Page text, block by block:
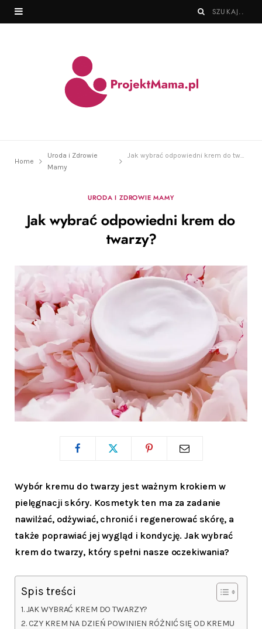
Home
Uroda i Zdrowie
Mamy
Jak wybrać odpowiedni krem do twarzy?
URODA I ZDROWIE MAMY
Jak wybrać odpowiedni krem do
twarzy?
Wybór kremu do twarzy jest ważnym krokiem w
pielęgnacji skóry. Kosmetyk ten ma za zadanie
nawilżać, odżywiać, chronić i regenerować skórę, a
także poprawiać jej wygląd i kondycję. Jak wybrać
krem do twarzy, który spełni nasze oczekiwania?
Spis treści
JAK WYBRAĆ KREM DO TWARZY?
CZY KREM NA DZIEŃ POWINIEN RÓŻNIĆ SIĘ OD KREMU